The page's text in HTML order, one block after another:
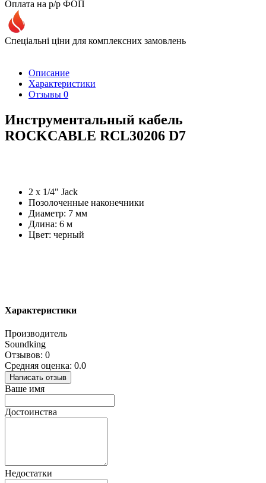
Оплата на р/р ФОП
Спеціальні ціни для комплексних замовлень
Описание
Характеристики
Отзывы 0
Инструментальный кабель
ROCKCABLE RCL30206 D7
2 х 1/4" Jack
Позолоченные наконечники
Диаметр: 7 мм
Длина: 6 м
Цвет: черный
Характеристики
Производитель
Soundking
Отзывов: 0
Средняя оценка: 0.0
Написать отзыв
Ваше имя
Достоинства
Недостатки